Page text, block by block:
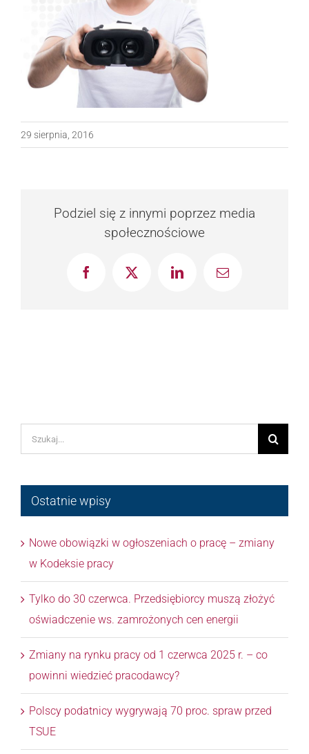
29 sierpnia, 2016
Podziel się z innymi poprzez media
społecznościowe
FacebookX LinkedInEmail
Szukaj
Ostatnie wpisy
Nowe obowiązki w ogłoszeniach o pracę – zmiany
w Kodeksie pracy
Tylko do 30 czerwca. Przedsiębiorcy muszą złożyć
oświadczenie ws. zamrożonych cen energii
Zmiany na rynku pracy od 1 czerwca 2025 r. – co
powinni wiedzieć pracodawcy?
Polscy podatnicy wygrywają 70 proc. spraw przed
TSUE